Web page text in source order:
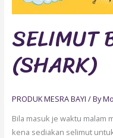
SELIMUT
(SHARK)
PRODUK MESRA BAYI / By
Bila masuk je waktu malam
kena sediakan selimut